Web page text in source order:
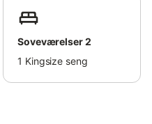
Soveværelser 2
1 Kingsize seng